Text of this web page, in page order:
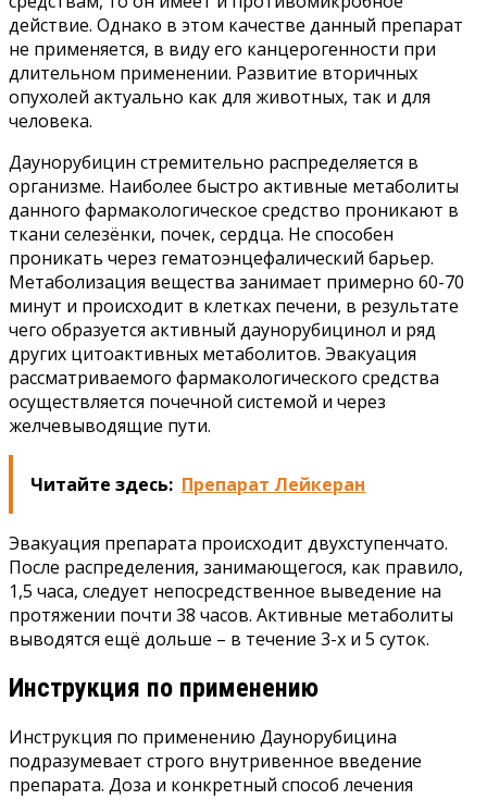
действие. Однако в этом качестве данный препарат
не применяется, в виду его канцерогенности при
длительном применении. Развитие вторичных
опухолей актуально как для животных, так и для
человека.
Даунорубицин стремительно распределяется в
организме. Наиболее быстро активные метаболиты
данного фармакологическое средство проникают в
ткани селезёнки, почек, сердца. Не способен
проникать через гематоэнцефалический барьер.
Метаболизация вещества занимает примерно 60-70
минут и происходит в клетках печени, в результате
чего образуется активный даунорубицинол и ряд
других цитоактивных метаболитов. Эвакуация
рассматриваемого фармакологического средства
осуществляется почечной системой и через
желчевыводящие пути.
Читайте здесь: Препарат Лейкеран
Эвакуация препарата происходит двухступенчато.
После распределения, занимающегося, как правило,
1,5 часа, следует непосредственное выведение на
протяжении почти 38 часов. Активные метаболиты
выводятся ещё дольше – в течение 3-х и 5 суток.
Инструкция по применению
Инструкция по применению Даунорубицина
подразумевает строго внутривенное введение
препарата. Доза и конкретный способ лечения